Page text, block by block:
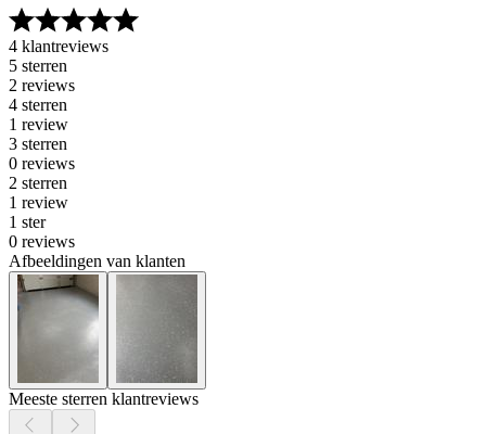
4 klantreviews
5 sterren
2 reviews
4 sterren
1 review
3 sterren
0 reviews
2 sterren
1 review
1 ster
0 reviews
Afbeeldingen van klanten
Meeste sterren klantreviews